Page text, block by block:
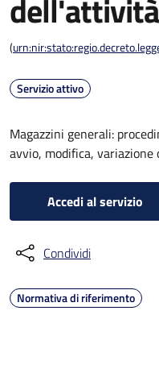
dell'attività
(
Servizio attivo
Magazzini generali:
avvio, modifica,
Accedi al servizio
Condividi
Normativa di riferimento